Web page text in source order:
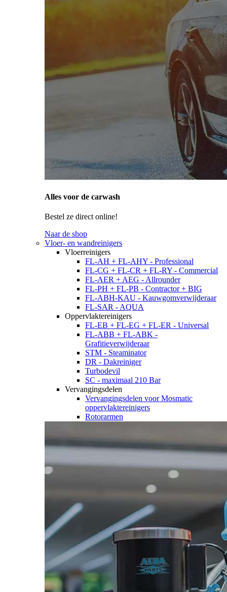
Alles voor de carwash
Bestel ze direct online!
Naar de shop
Vloer- en wandreinigers
Vloerreinigers
FL-AH + FL-AHY - Professional
FL-CG + FL-CR + FL-RY - Commercial
FL-AER + AEG - Allrounder
FL-PH + FL-PB - Contractor + BIG
FL-ABH-KAU - Kauwgomverwijderaar
FL-SAR - AQUA
Oppervlaktereinigers
FL-EB + FL-EG + FL-ER - Universal
FL-ABB + FL-ABK -
Grafitieverwijderaar
STM - Steaminator
DR - Dakreiniger
Turbodevil
SC - maximaal 210 Bar
Vervangingsdelen
Vervangingsdelen voor Mosmatic
oppervlaktereinigers
Rotorarmen